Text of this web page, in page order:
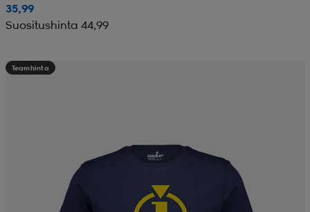
35,99
Suositushinta 44,99
Teamhinta